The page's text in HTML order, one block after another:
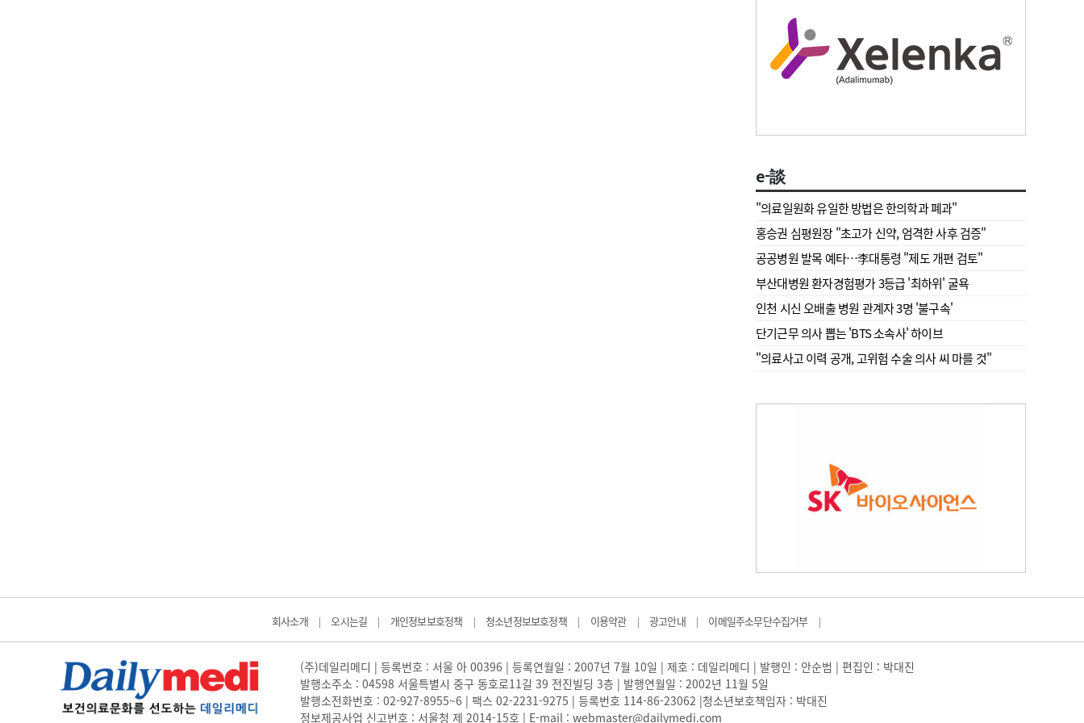
e-談
"의료일원화 유일한 방법은 한의학과 폐과"
홍승권 심평원장 " 초고가 신약, 엄격한 사후 검증"
공공병원 발목 예타…李대통령 "제도 개편 검토"
부산대병원 환자경험평가 3등급 '최하위' 굴욕
인천 시신 오배출 병원 관계자 3명 '불구속'
단기근무 의사 뽑는 'BTS 소속사' 하이브
"의료사고 이력 공개, 고위험 수술 의사 씨 마를 것"
회사소개 | 오시는길 | 개인정보보호정책 | 청소년정보보호정책 | 이용약관 | 광고안내 | 이메일주소무단수집거부 |
(주)데일리메디 | 등록번호 : 서울 아 00396 | 등록연월일 : 2007년 7월 10일 | 제호 : 데일리메디 | 발행인 : 안순범 | 편집인 : 박대진
발행소주소 : 04598 서울특별시 중구 동호로11길 39 전진빌딩 3층 | 발행연월일 : 2002년 11월 5일
발행소전화번호 : 02-927-8955~6 | 팩스 02-2231-9275 | 등록번호 114-86-23062 |청소년보호책임자 : 박대진
정보제공사업 신고번호 : 서울청 제 2014-15호 | E-mail : webmaster@dailymedi.com